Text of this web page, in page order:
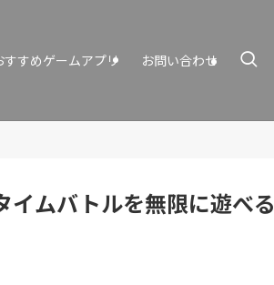
すすめゲームアプリ お問い合わせ
ムバトルを無限に遊べる